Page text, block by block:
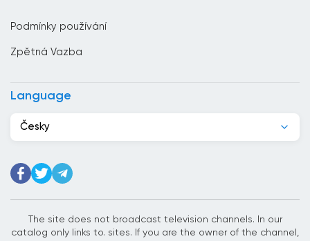
Čínská republika
Ekvádor
Etiopie
Podmínky používání
Zpětná Vazba
Language
Česky
The site does not broadcast television channels. In our
catalog only links to. sites. If you are the owner of the channel,